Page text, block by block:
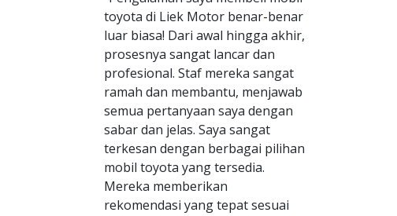
toyota di Liek Motor benar-benar
luar biasa! Dari awal hingga akhir,
prosesnya sangat lancar dan
profesional. Staf mereka sangat
ramah dan membantu, menjawab
semua pertanyaan saya dengan
sabar dan jelas. Saya sangat
terkesan dengan berbagai pilihan
mobil toyota yang tersedia.
Mereka memberikan
rekomendasi yang tepat sesuai